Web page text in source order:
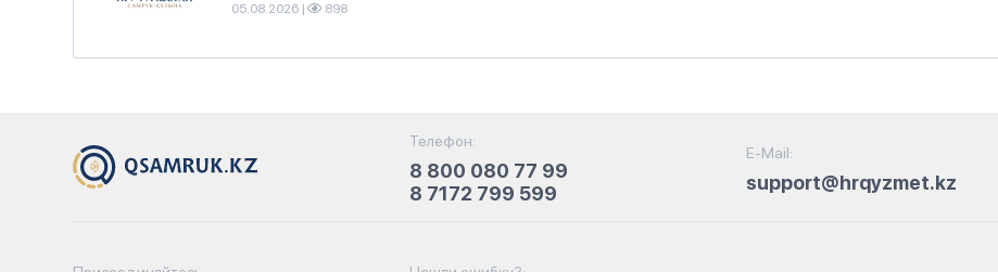
05.08.2026 | 898
Телефон:
8 800 080 77 99
8 7172 799 599
E-Mail:
support@hrqyzmet.kz